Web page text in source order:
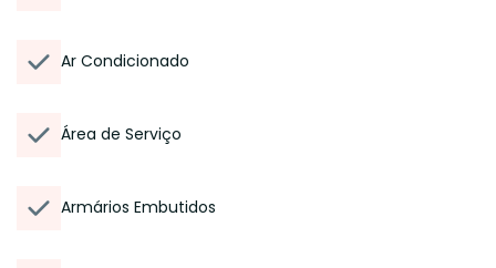
Ar Condicionado
Área de Serviço
Armários Embutidos